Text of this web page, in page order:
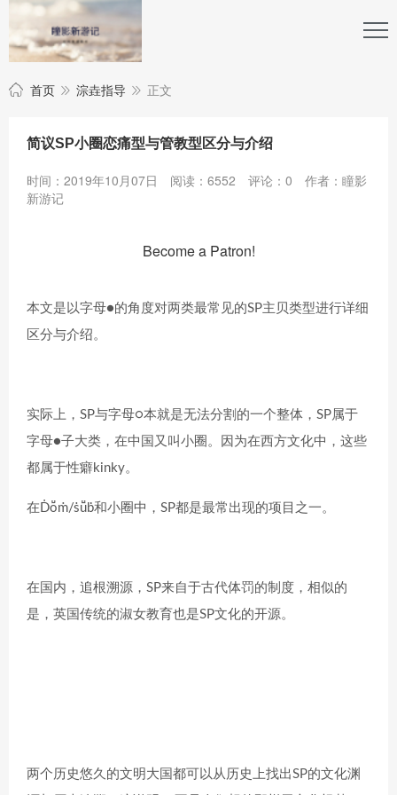
首页 淙垚指导 正文
简议SP小圈恋痛型与管教型区分与介绍
时间：2019年10月07日 阅读：6552 评论：0
作者：瞳影
新游记
Become a Patron!
本文是以字母●的角度对两类最常见的SP主贝类型进行详细
区分与介绍。
实际上，SP与字母○本就是无法分割的一个整体，SP属于
字母●子大类，在中国又叫小圈。因为在西方文化中，这些
都属于性癖kinky。
在Ḋṏṁ/ṡṻḃ和小圈中，SP都是最常出现的项目之一。
在国内，追根溯源，SP来自于古代体罚的制度，相似的
是，英国传统的淑女教育也是SP文化的开源。
两个历史悠久的文明大国都可以从历史上找出SP的文化渊